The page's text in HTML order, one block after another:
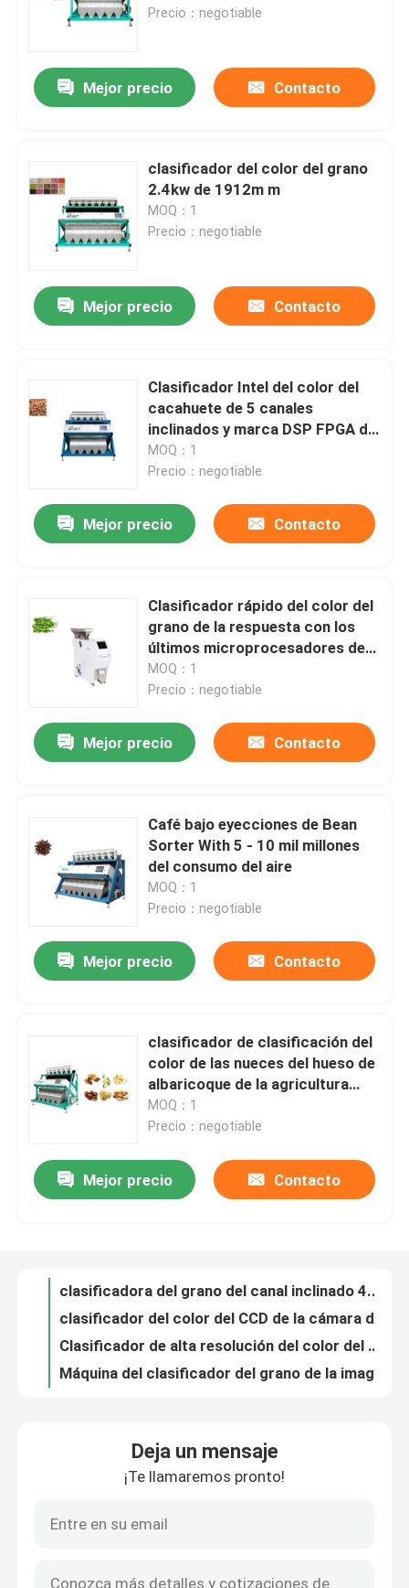
Productos
Sobre nosotros
Control de calidad
Éntrenos en contacto con
Clasificador del color del arroz
clasificador del color del grano
Precio：negotiable
Mejor precio Contacto
clasificador del color del grano
2.4kw de 1912m m
MOQ：1
Precio：negotiable
Mejor precio Contacto
Clasificador Intel del color del
cacahuete de 5 canales
inclinados y marca DSP FPGA de
ATI y microprocesadores
MOQ：1
Precio：negotiable
Mejor precio Contacto
Clasificador rápido del color del
grano de la respuesta con los
últimos microprocesadores de
FPGA
MOQ：1
Precio：negotiable
Mejor precio Contacto
Café bajo eyecciones de Bean
Sorter With 5 - 10 mil millones
del consumo del aire
MOQ：1
Precio：negotiable
Mejor precio Contacto
clasificador de clasificación del
color de las nueces del hueso de
albaricoque de la agricultura
8tph
MOQ：1
Precio：negotiable
Mejor precio Contacto
clasificadora del grano del canal inclinado 4.7kw 8
clasificador del color del grano de 3.0kw 2226m m
Máquina a prueba de herrumbre del clasificador del color del trigo del CCD de la aleación de aluminio
Clasificador óptico de exploración de alta velocidad del color del trigo
Oscurecimiento automático de 8 canales inclinados Clasificador del color del trigo
Deja un mensaje
¡Te llamaremos pronto!